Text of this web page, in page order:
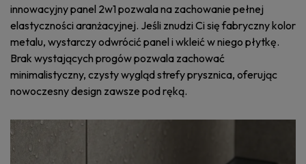
innowacyjny panel 2w1 pozwala na zachowanie pełnej
elastyczności aranżacyjnej. Jeśli znudzi Ci się fabryczny kolor
metalu, wystarczy odwrócić panel i wkleić w niego płytkę.
Brak wystających progów pozwala zachować
minimalistyczny, czysty wygląd strefy prysznica, oferując
nowoczesny design zawsze pod ręką.